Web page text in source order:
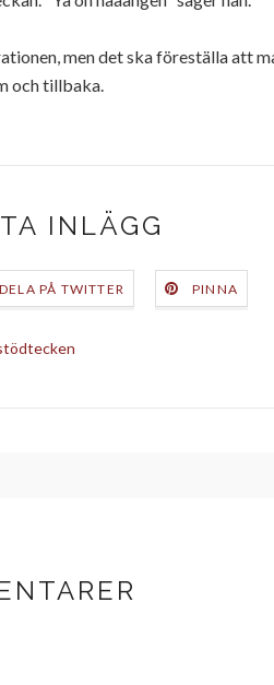
men det ska föreställa att
och tillbaka.
INLÄGG
DELA PÅ TWITTER PINNA